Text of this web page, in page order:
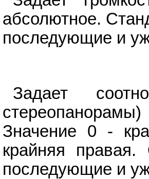
абсолютное.
последующие и
Задает
Значение 0 -
крайняя
последующие и